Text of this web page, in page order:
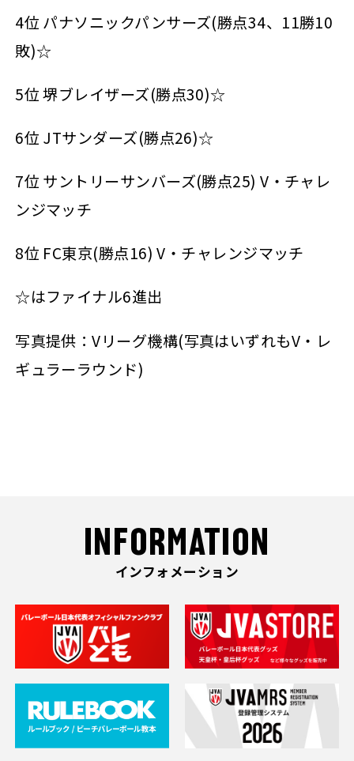
4位 パナソニックパンサーズ(勝点34、11勝10
敗)☆
5位 堺ブレイザーズ(勝点30)☆
6位 JTサンダーズ(勝点26)☆
7位 サントリーサンバーズ(勝点25) V・チャレ
ンジマッチ
8位 FC東京(勝点16) V・チャレンジマッチ
☆はファイナル6進出
写真提供：Vリーグ機構(写真はいずれもV・レ
ギュラーラウンド)
INFORMATION
インフォメーション